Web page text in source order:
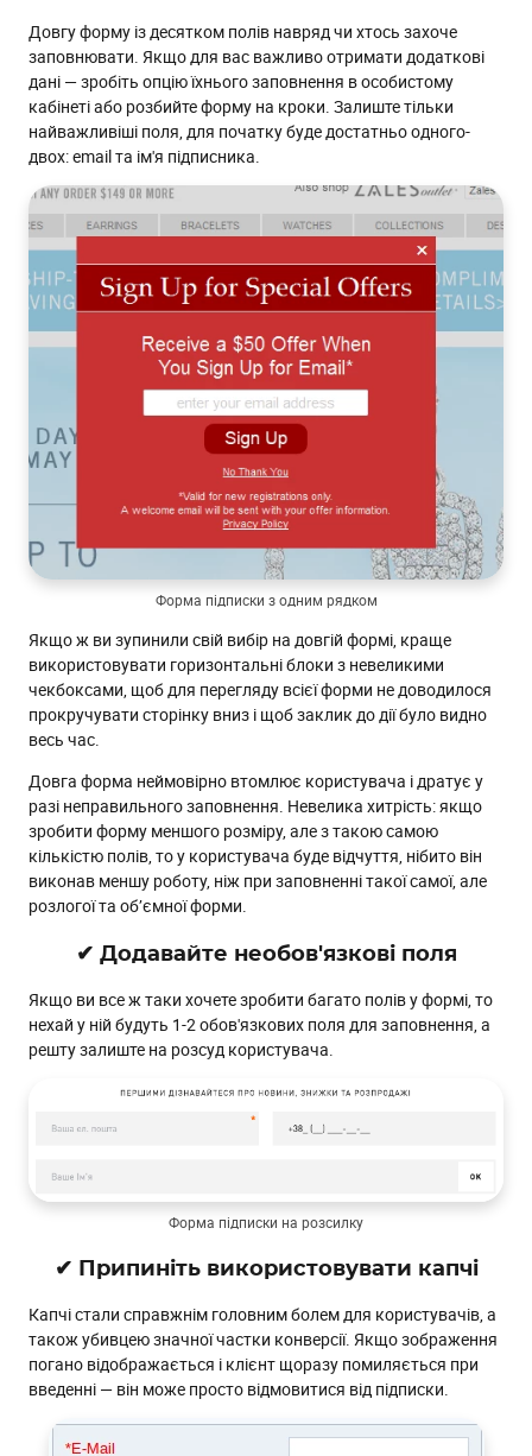
Довгу форму із десятком полів навряд чи хтось захоче
заповнювати. Якщо для вас важливо отримати додаткові
дані — зробіть опцію їхнього заповнення в особистому
кабінеті або розбийте форму на кроки. Залиште тільки
найважливіші поля, для початку буде достатньо одного-
двох: email та ім'я підписника.
Форма підписки з одним рядком
Якщо ж ви зупинили свій вибір на довгій формі, краще
використовувати горизонтальні блоки з невеликими
чекбоксами, щоб для перегляду всієї форми не доводилося
прокручувати сторінку вниз і щоб заклик до дії було видно
весь час.
Довга форма неймовірно втомлює користувача і дратує у
разі неправильного заповнення. Невелика хитрість: якщо
зробити форму меншого розміру, але з такою самою
кількістю полів, то у користувача буде відчуття, нібито він
виконав меншу роботу, ніж при заповненні такої самої, але
розлогої та об’ємної форми.
✔ Додавайте необов'язкові поля
Якщо ви все ж таки хочете зробити багато полів у формі, то
нехай у ній будуть 1-2 обов'язкових поля для заповнення, а
решту залиште на розсуд користувача.
Форма підписки на розсилку
✔ Припиніть використовувати капчі
Капчі стали справжнім головним болем для користувачів, а
також убивцею значної частки конверсії. Якщо зображення
погано відображається і клієнт щоразу помиляється при
введенні — він може просто відмовитися від підписки.